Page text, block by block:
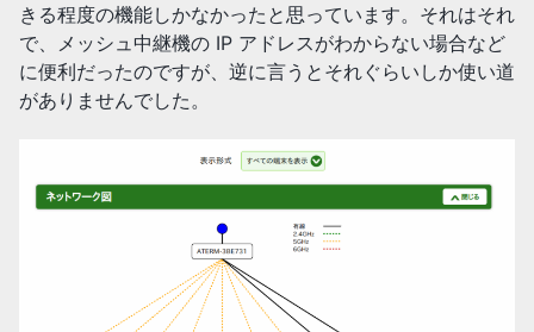
きる程度の機能しかなかったと思っています。それはそれ
で、メッシュ中継機の IP アドレスがわからない場合など
に便利だったのですが、逆に言うとそれぐらいしか使い道
がありませんでした。